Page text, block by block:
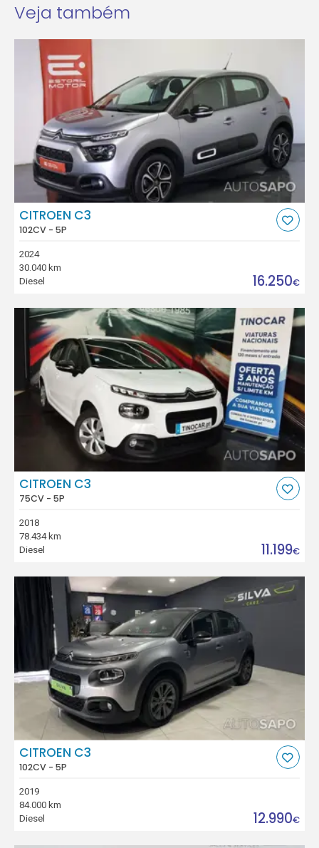
Veja também
CITROEN C3
102CV - 5P
2024
30.040 km
Diesel
16.250€
CITROEN C3
75CV - 5P
2018
78.434 km
Diesel
11.199€
CITROEN C3
102CV - 5P
2019
84.000 km
Diesel
12.990€